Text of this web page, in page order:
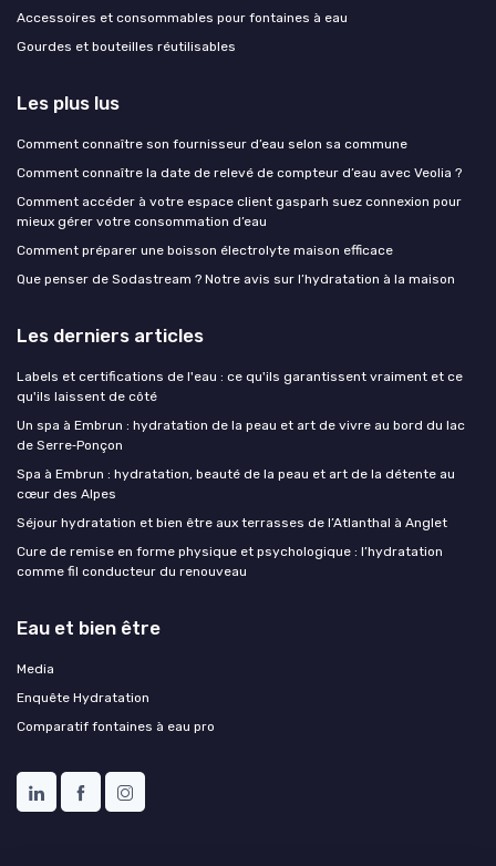
Accessoires et consommables pour fontaines à eau
Gourdes et bouteilles réutilisables
Les plus lus
Comment connaître son fournisseur d’eau selon sa commune
Comment connaître la date de relevé de compteur d’eau avec Veolia ?
Comment accéder à votre espace client gasparh suez connexion pour
mieux gérer votre consommation d’eau
Comment préparer une boisson électrolyte maison efficace
Que penser de Sodastream ? Notre avis sur l’hydratation à la maison
Les derniers articles
Labels et certifications de l'eau : ce qu'ils garantissent vraiment et ce
qu'ils laissent de côté
Un spa à Embrun : hydratation de la peau et art de vivre au bord du lac
de Serre‑Ponçon
Spa à Embrun : hydratation, beauté de la peau et art de la détente au
cœur des Alpes
Séjour hydratation et bien être aux terrasses de l’Atlanthal à Anglet
Cure de remise en forme physique et psychologique : l’hydratation
comme fil conducteur du renouveau
Eau et bien être
Media
Enquête Hydratation
Comparatif fontaines à eau pro